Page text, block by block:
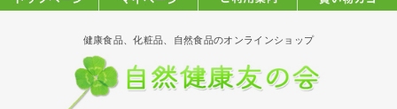
健康食品、化粧品、自然食品のオンラインショップ